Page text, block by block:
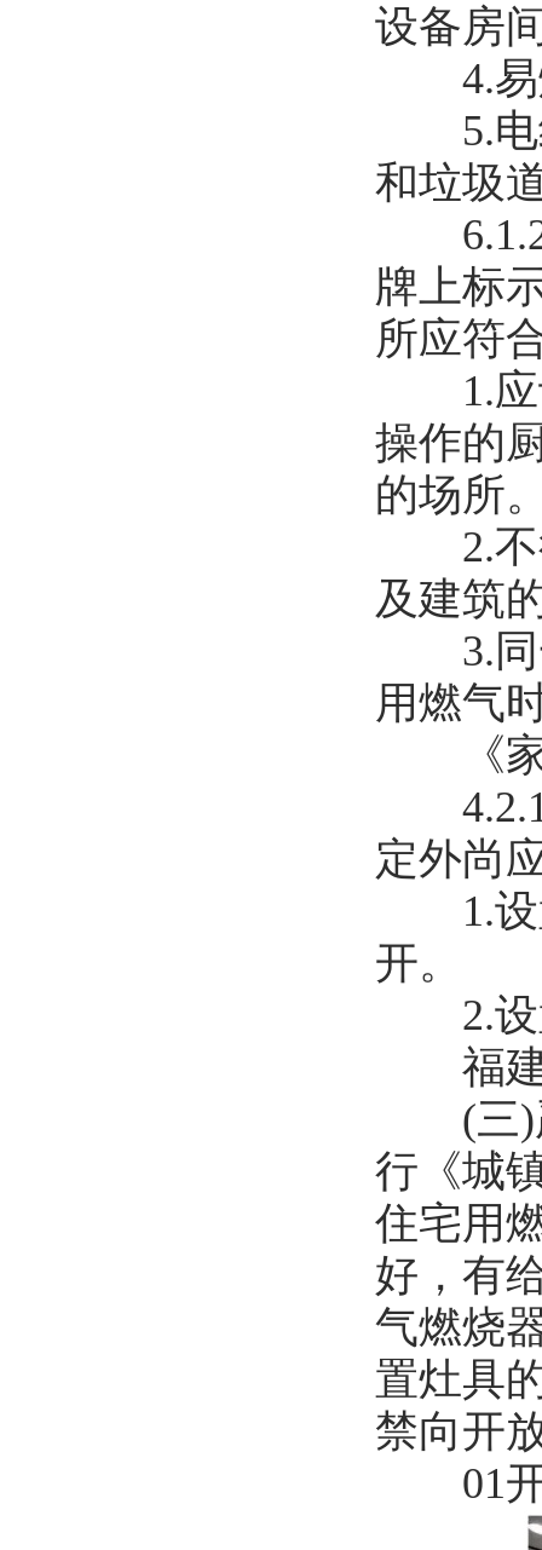
设备房
4.易
5.电
和垃圾
6.1.2
牌上标
所应符
1.应
操作的
的场所
2.不
及建筑
3.同
用燃气
《家
4.2.1
定外尚
1.设
开。
2.设
福建
(三)严
行《城
住宅用
好，有
气燃烧
置灶具
禁向开
01开